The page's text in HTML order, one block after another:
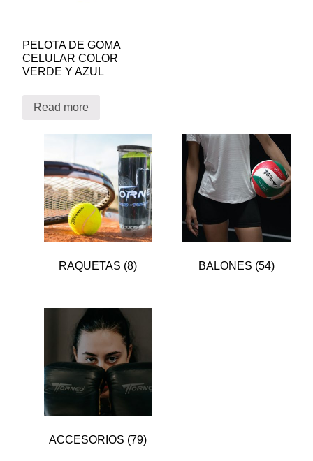
PELOTA DE GOMA
CELULAR COLOR
VERDE Y AZUL
Read more
RAQUETAS (8) BALONES (54)
ACCESORIOS (79)